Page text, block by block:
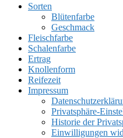
Sorten
Blütenfarbe
Geschmack
Fleischfarbe
Schalenfarbe
Ertrag
Knollenform
Reifezeit
Impressum
Privatsphäre-
Historie der
Einwilligungen